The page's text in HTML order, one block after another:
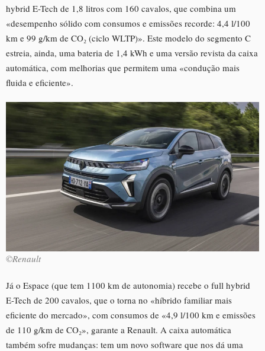
hybrid E-Tech de 1,8 litros com 160 cavalos, que combina um
«desempenho sólido com consumos e emissões recorde: 4,4 l/100
km e 99 g/km de CO₂ (ciclo WLTP)». Este modelo do segmento C
estreia, ainda, uma bateria de 1,4 kWh e uma versão revista da caixa
automática, com melhorias que permitem uma «condução mais
fluida e eficiente».
©Renault
Já o Espace (que tem 1100 km de autonomia) recebe o full hybrid
E-Tech de 200 cavalos, que o torna no «híbrido familiar mais
eficiente do mercado», com consumos de «4,9 l/100 km e emissões
de 110 g/km de CO₂», garante a Renault. A caixa automática
também sofre mudanças: tem um novo software que nos dá uma